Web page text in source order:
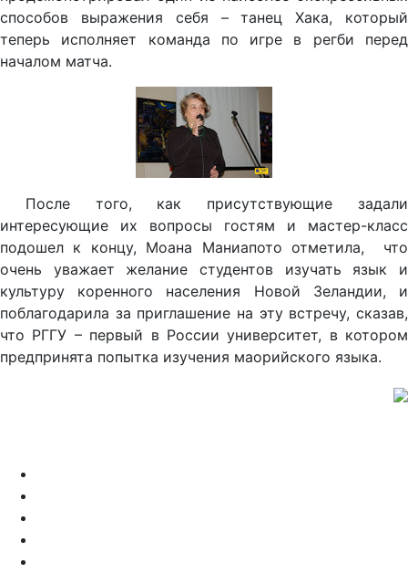
способов выражения себя – танец Хака, который
теперь исполняет команда по игре в регби перед
началом матча.
После того, как присутствующие задали
интересующие их вопросы гостям и мастер-класс
подошел к концу, Моана Маниапото отметила, что
очень уважает желание студентов изучать язык и
культуру коренного населения Новой Зеландии, и
поблагодарила за приглашение на эту встречу, сказав,
что РГГУ – первый в России университет, в котором
предпринята попытка изучения маорийского языка.